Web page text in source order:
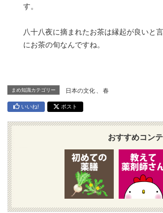
す。
八十八夜に摘まれたお茶は縁起が良いと
にお茶の旬なんですね。
まめ知識カテゴリー 日本の文化 、 春
いいね! ポスト
おすすめコン